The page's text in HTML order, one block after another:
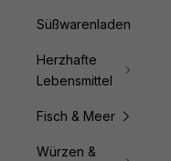
Süßwarenladen
Herzhafte
Lebensmittel
Fisch & Meer
Würzen &